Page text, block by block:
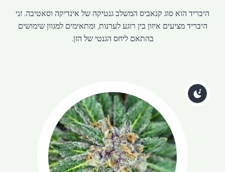
היבריד הוא סוג קנאביס המשלב גנטיקה של אינדיקה וסאטיבה. זני
היבריד מציעים איזון בין רוגע לערנות, ומתאימים למגוון שימושים
בהתאם ליחס הגנטי של הזן.